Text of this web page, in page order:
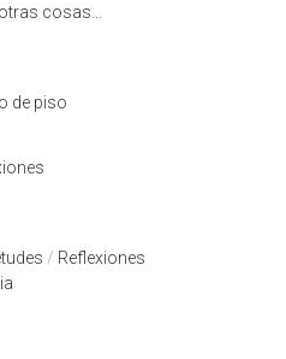
cosas…
de piso
/ Reflexiones